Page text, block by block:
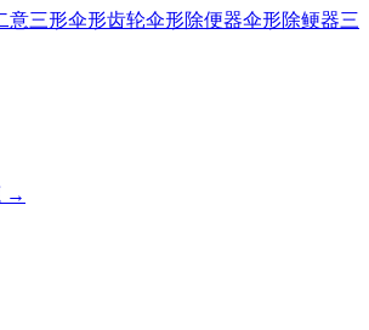
意三形伞形齿轮伞形除便器伞形除鲠器三
→